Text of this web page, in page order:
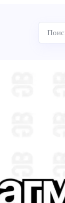
Поиск
по